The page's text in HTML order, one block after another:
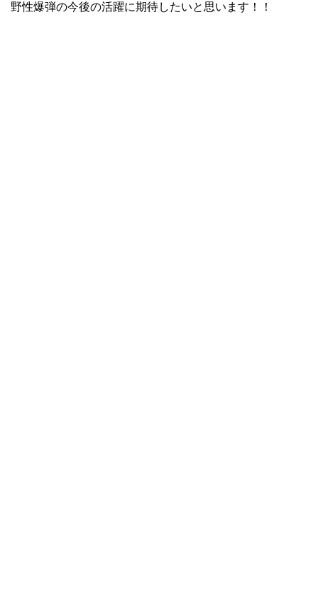
野性爆弾の今後の活躍に期待したいと思います！！